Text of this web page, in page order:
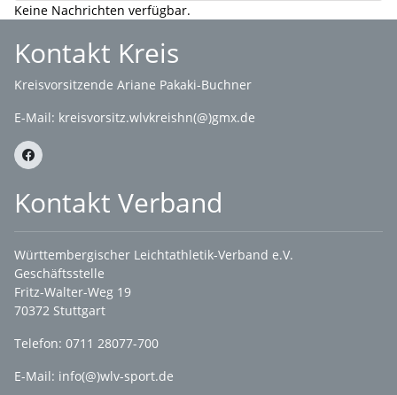
Keine Nachrichten verfügbar.
Kontakt Kreis
Kreisvorsitzende Ariane Pakaki-Buchner
E-Mail: kreisvorsitz.wlvkreishn(@)gmx.de
Kontakt Verband
Württembergischer Leichtathletik-Verband e.V.
Geschäftsstelle
Fritz-Walter-Weg 19
70372 Stuttgart
Telefon: 0711 28077-700
E-Mail: info(@)wlv-sport.de